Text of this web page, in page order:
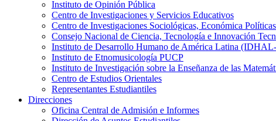
Instituto de Opinión Pública
Centro de Investigaciones y Servicios Educativos
Centro de Investigaciones Sociológicas, Económica
Consejo Nacional de Ciencia, Tecnología e Innovación
Instituto de Desarrollo Humano de América Latina
Instituto de Etnomusicología PUCP
Instituto de Investigación sobre la Enseñanza de las
Centro de Estudios Orientales
Representantes Estudiantiles
Direcciones
Oficina Central de Admisión e Informes